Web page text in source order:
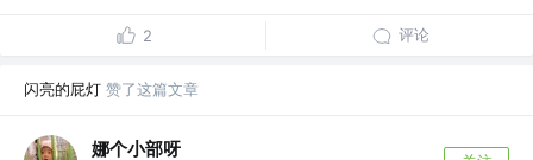
2 评论
闪亮的屁灯 赞了这篇文章
娜个小部呀